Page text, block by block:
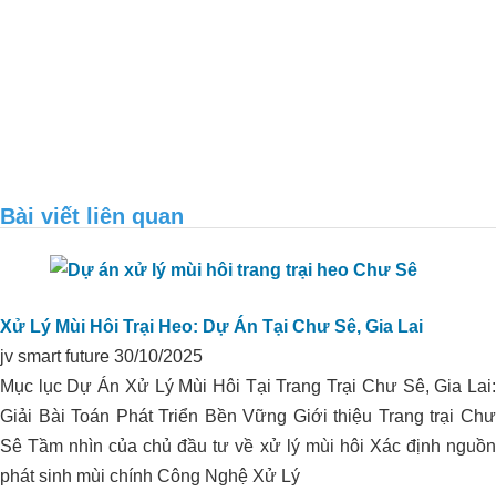
Xử lý môi trường trại heo I.D.P_Phú
Yên
HẠ PHÈN DÙNG ORGANIC
CARBON CHO VÙNG CHUYÊN
Bài viết liên quan
Xử Lý Mùi Hôi Trại Heo: Dự Án Tại Chư Sê, Gia Lai
jv smart future 30/10/2025
Mục lục Dự Án Xử Lý Mùi Hôi Tại Trang Trại Chư Sê, Gia Lai:
Giải Bài Toán Phát Triển Bền Vững Giới thiệu Trang trại Chư
Sê Tầm nhìn của chủ đầu tư về xử lý mùi hôi Xác định nguồn
phát sinh mùi chính Công Nghệ Xử Lý